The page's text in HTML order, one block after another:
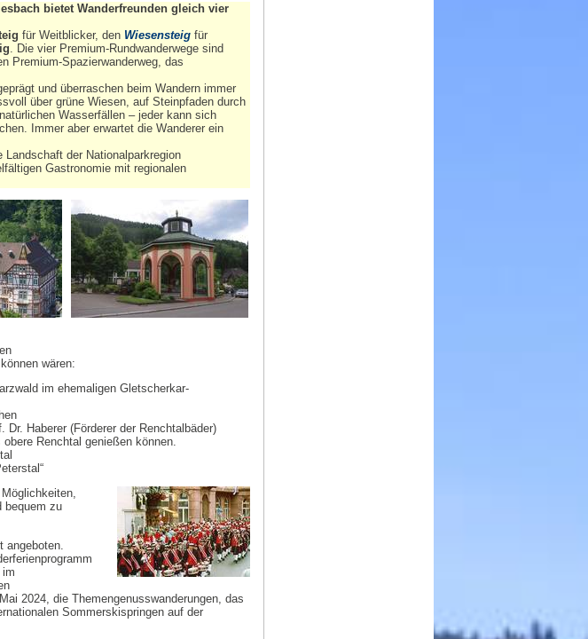
bietet Wanderfreunden gleich vier
für Weitblicker, den Wiesensteig für
. Die vier Premium-Rundwanderwege sind
Premium-Spazierwanderweg, das
und überraschen beim Wandern immer
über grüne Wiesen, auf Steinpfaden durch
Wasserfällen – jeder kann sich
Immer aber erwartet die Wanderer ein
der Nationalparkregion
Gastronomie mit regionalen
wären:
im ehemaligen Gletscherkar-
Haberer (Förderer der Renchtalbäder)
Renchtal genießen können.
bequem zu
angeboten.
2024, die Themengenusswanderungen, das
Sommerskispringen auf der